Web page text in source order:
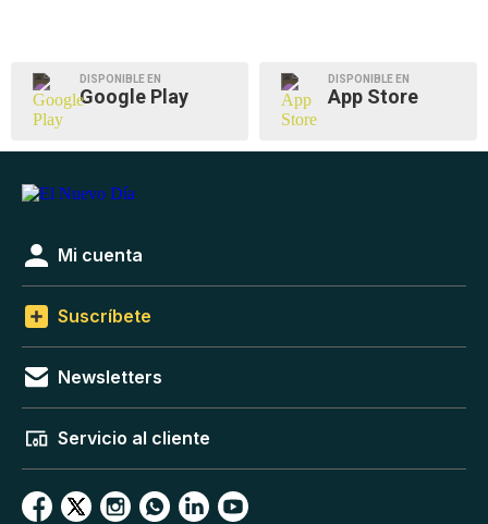
DISPONIBLE EN
Google Play
DISPONIBLE EN
App Store
Mi cuenta
Suscríbete
Newsletters
Servicio al cliente